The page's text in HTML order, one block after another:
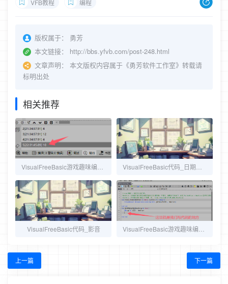
VFB教程 编程
版权属于：
勇芳
本文链接：
http://bbs.yfvb.com/post-248.html
文章声明：
本文版权内容属于《勇芳软件工作室》转载请
标明出处
相关推荐
VisualFreeBasic代码_影音
上一篇 下一篇